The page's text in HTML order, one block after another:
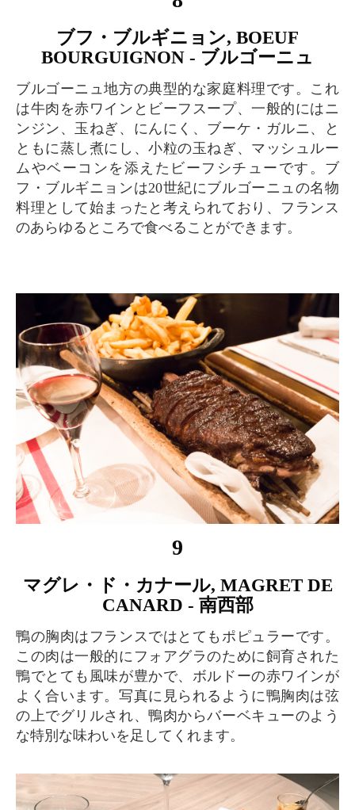
ブフ・ブルギニョン, BOEUF
BOURGUIGNON - ブルゴーニュ
ブルゴーニュ地方の典型的な家庭料理です。これ
は牛肉を赤ワインとビーフスープ、一般的にはニ
ンジン、玉ねぎ、にんにく、ブーケ・ガルニ、と
ともに蒸し煮にし、小粒の玉ねぎ、マッシュルー
ムやベーコンを添えたビーフシチューです。ブ
フ・ブルギニョンは20世紀にブルゴーニュの名物
料理として始まったと考えられており、フランス
のあらゆるところで食べることができます。
9
マグレ・ド・カナール, MAGRET DE
CANARD - 南西部
鴨の胸肉はフランスではとてもポピュラーです。
この肉は一般的にフォアグラのために飼育された
鴨でとても風味が豊かで、ボルドーの赤ワインが
よく合います。写真に見られるように鴨胸肉は弦
の上でグリルされ、鴨肉からバーベキューのよう
な特別な味わいを足してくれます。